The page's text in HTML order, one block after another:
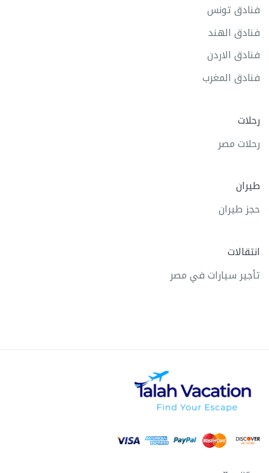
فنادق تونس
فنادق الهند
فنادق الاردن
فنادق المغرب
رحلات
رحلات مصر
طيران
حجز طيران
انتقالات
تأجير سيارات في مصر